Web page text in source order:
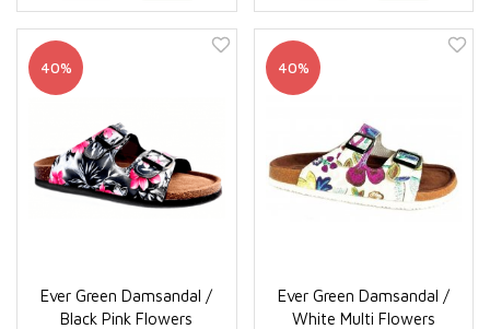
40%
Ever Green Damsandal /
Black Pink Flowers
40%
Ever Green Damsandal /
White Multi Flowers